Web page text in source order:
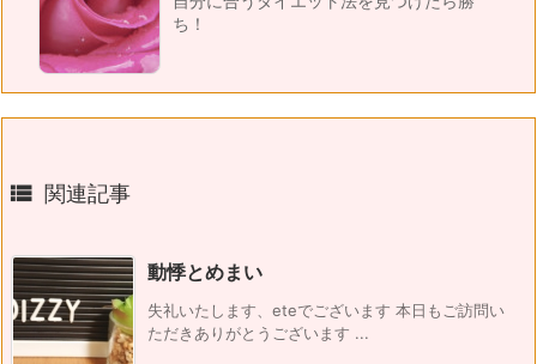
ち！
 関連記事
動悸とめまい
失礼いたします、eteでございます 本日もご訪問い
ただきありがとうございます ...